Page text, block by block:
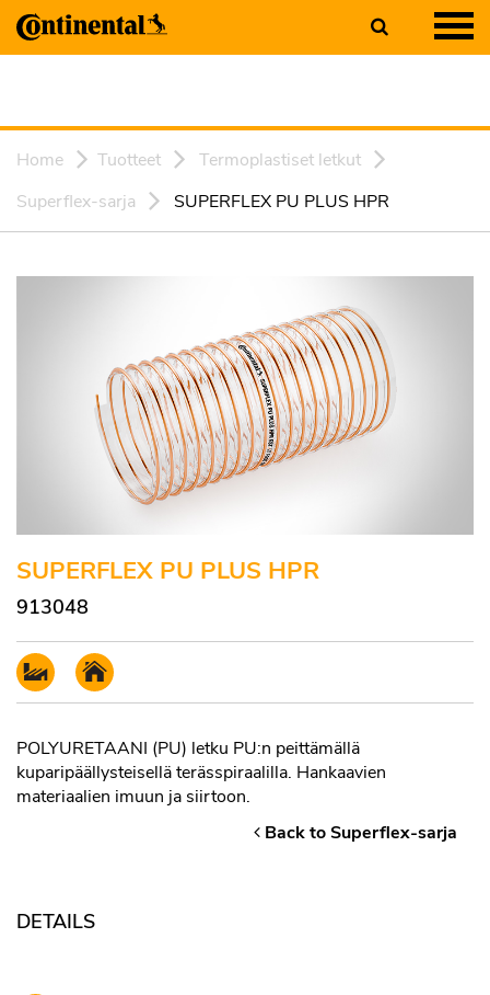
Home Tuotteet
Termoplastiset letkut
Superflex-sarja
SUPERFLEX PU PLUS HPR
SUPERFLEX PU PLUS HPR
913048
POLYURETAANI (PU) letku PU:n peittämällä
kuparipäällysteisellä terässpiraalilla. Hankaavien
materiaalien imuun ja siirtoon.
Back to Superflex-sarja
DETAILS